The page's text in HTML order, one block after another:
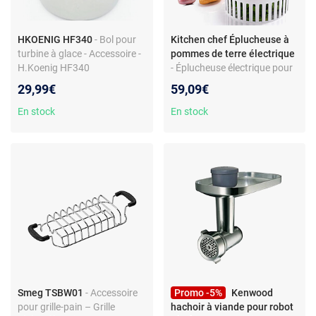
HKOENIG HF340- Bol pour
turbine à glace - Accessoire -
H.Koenig HF340
29,99€
En stock
Kitchen chef Éplucheuse à
pommes de terre électrique
- Éplucheuse électrique pour
fonction essoreuse à salade -
couvercle avec sécurité -
59,09€
En stock
Smeg TSBW01 - Accessoire
pour grille-pain – Grille
Promo -5%
Kenwood
hachoir à viande pour robot